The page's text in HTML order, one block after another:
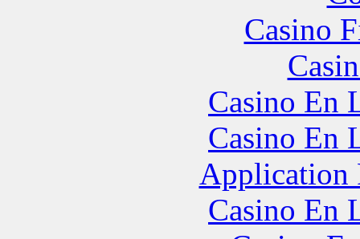
Casino
Casino En
Casino En
Application
Casino En